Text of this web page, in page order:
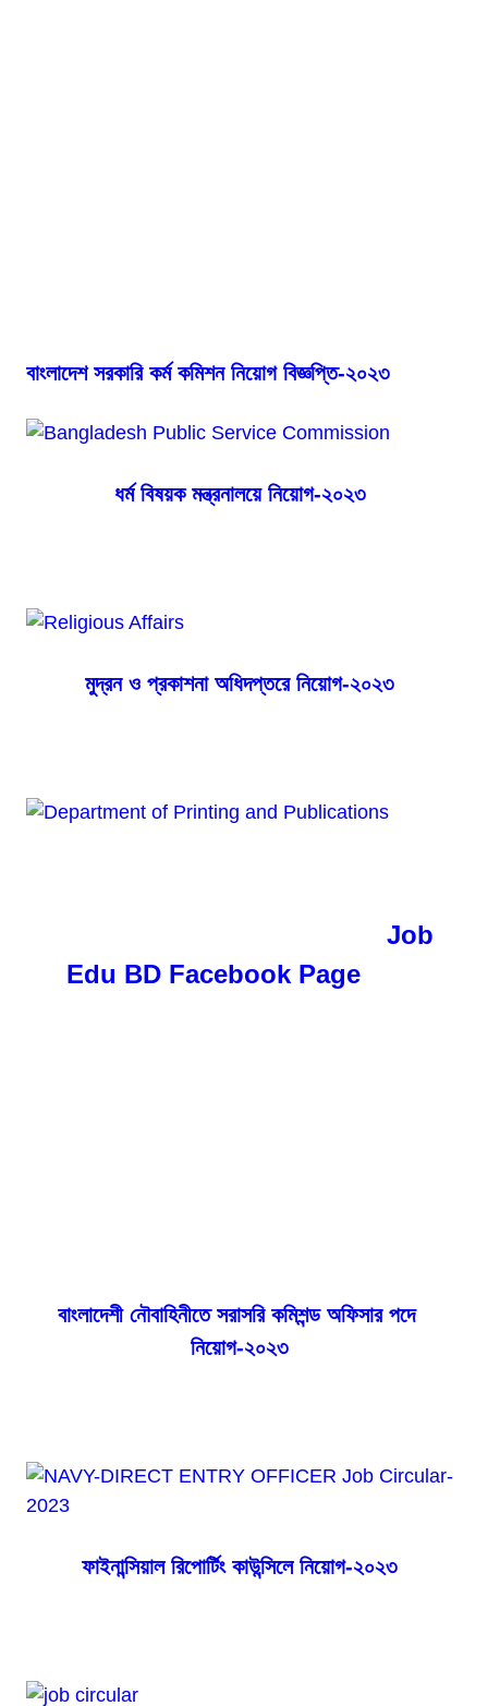
বাংলাদেশ সরকারি কর্ম কমিশন নিয়োগ বিজ্ঞপ্তি-২০২৩
ধর্ম বিষয়ক মন্ত্রনালয়ে নিয়োগ-২০২৩
মুদ্রন ও প্রকাশনা অধিদপ্তরে নিয়োগ-২০২৩
Job
Edu BD Facebook Pageঅথবা
বাংলাদেশী নৌবাহিনীতে সরাসরি কমিশন্ড অফিসার পদে
নিয়োগ-২০২৩
ফাইনান্সিয়াল রিপোর্টিং কাউন্সিলে নিয়োগ-২০২৩